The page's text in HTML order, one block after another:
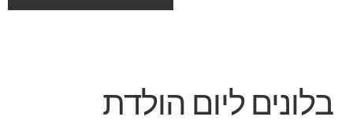
בלונים ליום הולדת